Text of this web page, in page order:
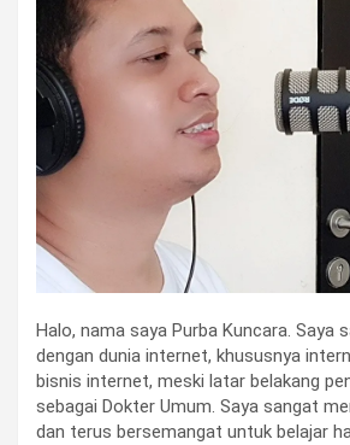
Halo, nama saya Purba Kuncara. Saya
dengan dunia internet, khususnya
bisnis internet, meski latar belakang
sebagai Dokter Umum. Saya sangat
dan terus bersemangat untuk belajar